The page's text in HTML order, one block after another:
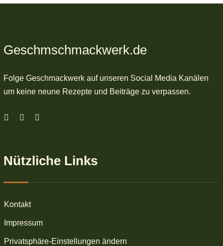
Geschmschmackwerk.de
Folge Geschmackwerk auf unseren Social Media Kanälen
um keine neune Rezepte und Beiträge zu verpassen.
Nützliche Links
Kontakt
Impressum
Privatsphäre-Einstellungen ändern